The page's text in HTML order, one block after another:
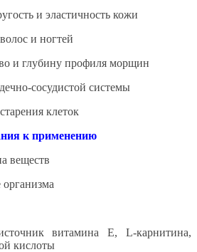
и эластичность кожи
и ногтей
и глубину профиля морщин
сосудистой системы
клеток
к применению
веществ
витамина Е, L-карнитина,
кислоты